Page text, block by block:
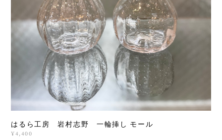
はるら工房 岩村志野 一輪挿し モール
¥4,400